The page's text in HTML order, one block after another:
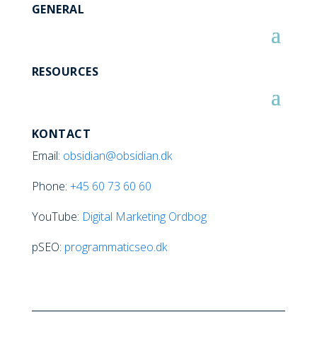
GENERAL
RESOURCES
KONTACT
Email: obsidian@obsidian.dk
Phone: +45 60 73 60 60
YouTube: Digital Marketing Ordbog
pSEO: programmaticseo.dk